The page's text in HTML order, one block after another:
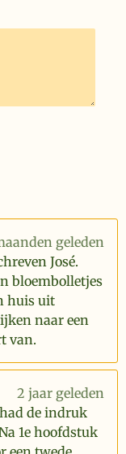
geleden
José.
bloembolletjes
huis uit
naar een
van.
2 jaar geleden
de indruk
1e hoofdstuk